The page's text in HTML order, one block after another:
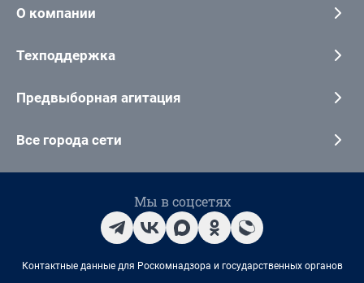
О компании
Техподдержка
Предвыборная агитация
Все города сети
Мы в соцсетях
Контактные данные для Роскомнадзора и государственных органов